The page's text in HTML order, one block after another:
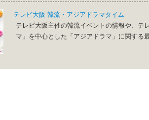
テレビ大阪 韓流・アジアドラマタイム
テレビ大阪主催の韓流イベントの情報や、テ
マ」を中心とした「アジアドラマ」に関する